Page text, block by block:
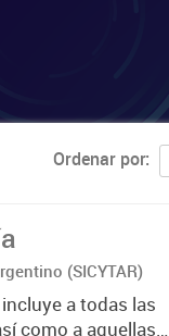
Ordenar por
(SICYTAR)
a todas las
como a aquellas